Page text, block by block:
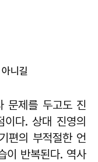
니길
문제를 두고도 진
다. 상대 진영의
편의 부적절한 언
이 반복된다. 역사